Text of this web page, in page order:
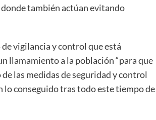
también actúan evitando
vigilancia y control que está
llamamiento a la población “para que
las medidas de seguridad y control
lo conseguido tras todo este tiempo de